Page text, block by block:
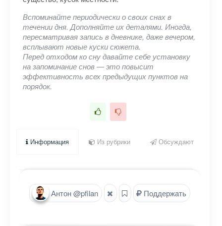
Вспоминайте периодически о своих снах в
течении дня. Дополняйте их деталями. Иногда,
пересматривая запись в дневнике, даже вечером,
всплывают новые куски сюжета.
Перед отходом ко сну давайте себе установку
на запоминание снов — это повысит
эффективность всех предыдущих пунктов на
порядок.
Информация Из рубрики Обсуждают
Антон @pfilan Поддержать